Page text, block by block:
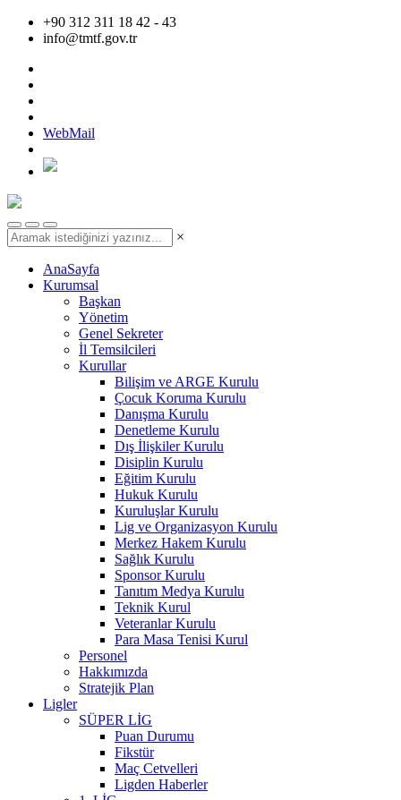
+90 312 311 18 42 - 43
info@tmtf.gov.tr
WebMail
×
AnaSayfa
Kurumsal
Başkan
Yönetim
Genel Sekreter
İl Temsilcileri
Kurullar
Bilişim ve ARGE Kurulu
Çocuk Koruma Kurulu
Danışma Kurulu
Denetleme Kurulu
Dış İlişkiler Kurulu
Disiplin Kurulu
Eğitim Kurulu
Hukuk Kurulu
Kuruluşlar Kurulu
Lig ve Organizasyon Kurulu
Merkez Hakem Kurulu
Sağlık Kurulu
Sponsor Kurulu
Tanıtım Medya Kurulu
Teknik Kurul
Veteranlar Kurulu
Para Masa Tenisi Kurul
Personel
Hakkımızda
Stratejik Plan
Ligler
SÜPER LİG
Puan Durumu
Fikstür
Maç Cetvelleri
Ligden Haberler